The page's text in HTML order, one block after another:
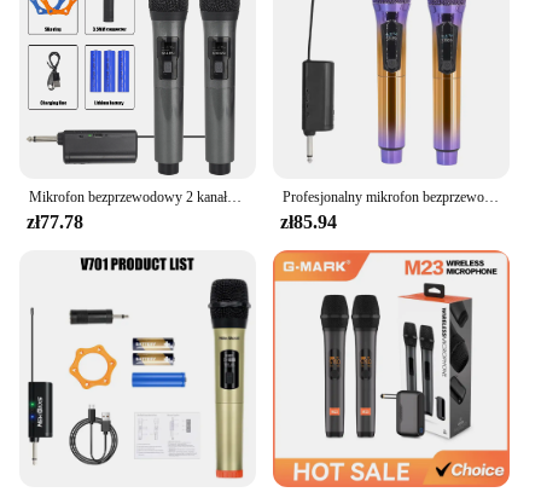
Mikrofon bezprzewodowy 2 kanały UHF o stałej częstotliwości ręczny mikrofon mikrofon na imprezę Karaoke profesjonalne spotkanie kościelne
zł77.78
Profesjonalny mikrofon bezprzewodowy UHF o stałej częstotliwości 2-kanałowe urządzenie podręczne do występ na scenie kościoła wykładowego
zł85.94